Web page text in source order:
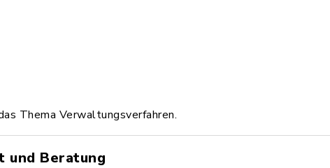
Thema Verwaltungsverfahren.
und Beratung